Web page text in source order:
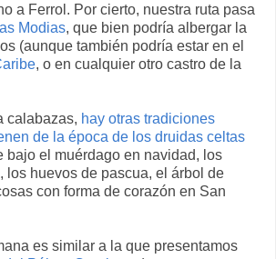
a Ferrol. Por cierto, nuestra ruta pasa
Modias, que bien podría albergar la
(aunque también podría estar en el
, o en cualquier otro castro de la
calabazas, hay otras tradiciones
de la época de los druidas celtas
bajo el muérdago en navidad, los
los huevos de pascua, el árbol de
con forma de corazón en San
es similar a la que presentamos